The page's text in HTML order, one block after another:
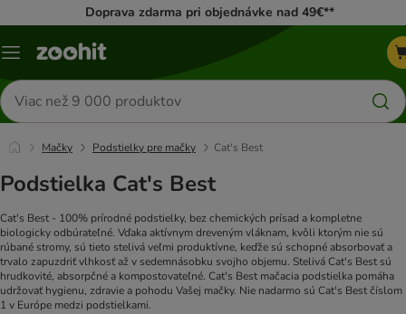
Doprava zdarma pri objednávke nad 49€**
Kategórie
Hľadať
produkty
Mačky Podstielky pre mačky Cat's Best
Podstielka Cat's Best
Cat's Best - 100% prírodné podstielky, bez chemických prísad a kompletne
biologicky odbúrateľné. Vďaka aktívnym dreveným vláknam, kvôli ktorým nie sú
rúbané stromy, sú tieto stelivá veľmi produktívne, keďže sú schopné absorbovať a
trvalo zapuzdriť vlhkosť až v sedemnásobku svojho objemu. Stelivá Cat's Best sú
hrudkovité, absorpčné a kompostovateľné. Cat's Best mačacia podstielka pomáha
udržovať hygienu, zdravie a pohodu Vašej mačky. Nie nadarmo sú Cat's Best číslom
1 v Európe medzi podstielkami.